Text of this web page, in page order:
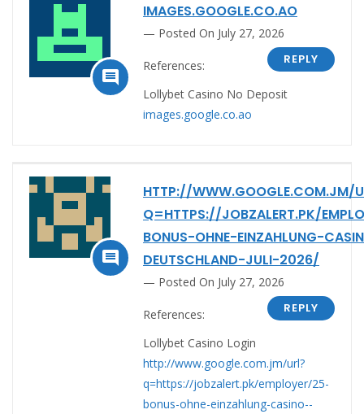

IMAGES.GOOGLE.CO.AO
Posted On July 27, 2026
REPLY
References:
Lollybet Casino No Deposit
images.google.co.ao

HTTP://WWW.GOOGLE.COM.JM/
Q=HTTPS://JOBZALERT.PK/
BONUS-OHNE-EINZAHLUNG-
DEUTSCHLAND-JULI-2026/
Posted On July 27, 2026
REPLY
References:
Lollybet Casino Login
http://www.google.com.jm/url?
q=https://jobzalert.pk/employer/25-
bonus-ohne-einzahlung-casino-️-